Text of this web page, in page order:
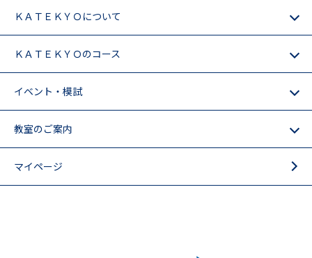
ＫＡＴＥＫＹＯについて
ＫＡＴＥＫＹＯのコース
イベント・模試
教室のご案内
マイページ